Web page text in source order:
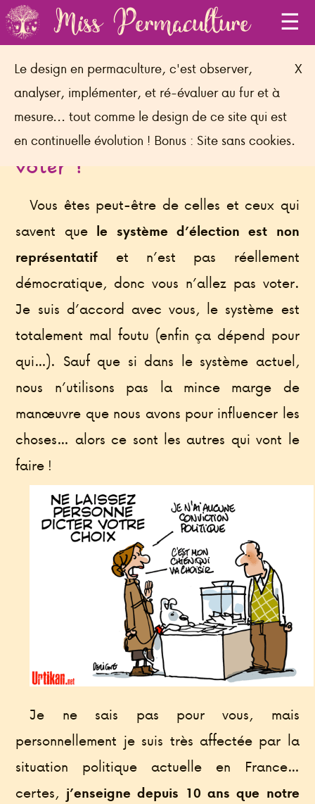
Miss Permaculture
X
Le design en permaculture, c'est observer,
analyser, implémenter, et ré-évaluer au fur et à
mesure... tout comme le design de ce site qui est
en continuelle évolution ! Bonus : Site sans cookies.
Le 30 juin, l’avenir de la
France est en jeu : Allez
voter !
Vous êtes peut-être de celles et ceux qui
savent que le système d’élection est non
représentatif et n’est pas réellement
démocratique, donc vous n’allez pas voter.
Je suis d’accord avec vous, le système est
totalement mal foutu (enfin ça dépend pour
qui…). Sauf que si dans le système actuel,
nous n’utilisons pas la mince marge de
manœuvre que nous avons pour influencer les
choses… alors ce sont les autres qui vont le
faire !
Je ne sais pas pour vous, mais
personnellement je suis très affectée par la
situation politique actuelle en France…
certes, j’enseigne depuis 10 ans que notre